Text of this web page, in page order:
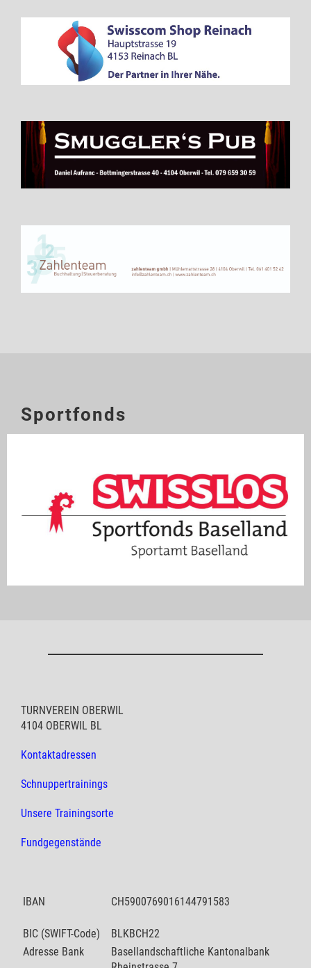
Sportfonds
TURNVEREIN OBERWIL
4104 OBERWIL BL
Kontaktadressen
Schnuppertrainings
Unsere Trainingsorte
Fundgegenstände
IBAN CH5900769016144791583
BIC (SWIFT-Code)
BLKBCH22
Adresse Bank
Basellandschaftliche Kantonalbank